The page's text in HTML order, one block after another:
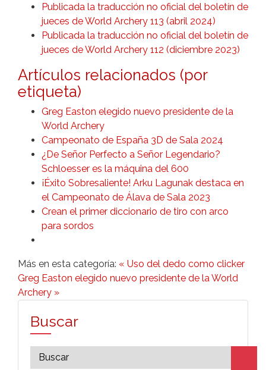
Publicada la traducción no oficial del boletín de
jueces de World Archery 113 (abril 2024)
Publicada la traducción no oficial del boletín de
jueces de World Archery 112 (diciembre 2023)
Artículos relacionados (por
etiqueta)
Greg Easton elegido nuevo presidente de la
World Archery
Campeonato de España 3D de Sala 2024
¿De Señor Perfecto a Señor Legendario?
Schloesser es la máquina del 600
¡Éxito Sobresaliente! Arku Lagunak destaca en
el Campeonato de Álava de Sala 2023
Crean el primer diccionario de tiro con arco
para sordos
Más en esta categoría: « Uso del dedo como clicker
Greg Easton elegido nuevo presidente de la World
Archery »
Buscar